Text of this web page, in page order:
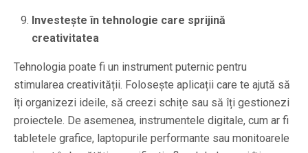
Investește în tehnologie care sprijină
creativitatea
Tehnologia poate fi un instrument puternic pentru
stimularea creativității. Folosește aplicații care te ajută să
îți organizezi ideile, să creezi schițe sau să îți gestionezi
proiectele. De asemenea, instrumentele digitale, cum ar fi
tabletele grafice, laptopurile performante sau monitoarele